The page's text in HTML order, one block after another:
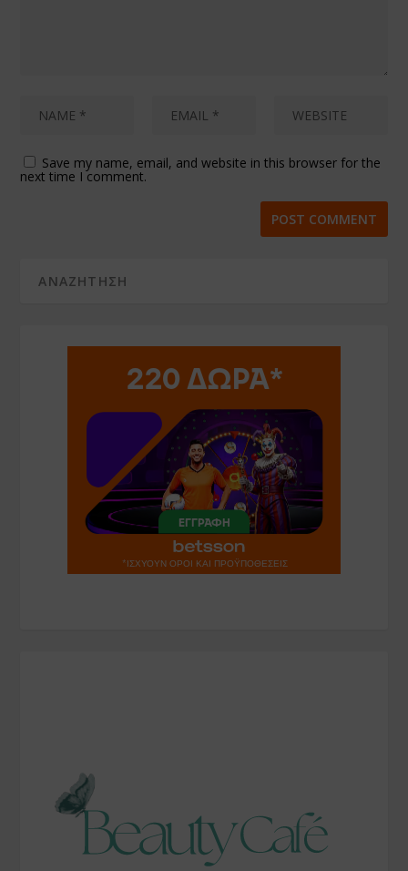
Save my name, email, and website in this browser for the
next time I comment.